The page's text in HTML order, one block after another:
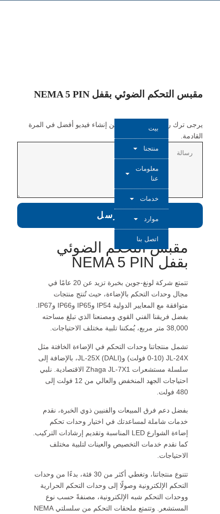
بيت
منتجنا
معلومات
عنا
خدمات
موارد
اتصل بنا
مقبس التحكم الضوئي بقفل NEMA 5 PIN
يرجى ترك رسالة حتى نتمكن من إنشاء فيديو أفضل في المرة
القادمة.
يرسل
مقبس التحكم الضوئي
بقفل NEMA 5 PIN
تتمتع شركة لونغ-جوين بخبرة تزيد عن 20 عامًا في
مجال وحدات التحكم بالإضاءة، حيث تُنتج منتجات
متوافقة مع المعايير الدولية IP54 وIP65 وIP66 وIP67.
بفضل فريقنا الفني القوي ومصنعنا الذي تبلغ مساحته
38,000 متر مربع، يُمكننا تلبية مختلف الاحتياجات.
تشمل منتجاتنا وحدات التحكم في الإضاءة الخافتة مثل
JL-24X (0-10 فولت) وJL-25X (DALI)، بالإضافة إلى
سلسلة مستشعرات Zhaga JL-7X1 الاقتصادية. نلبي
احتياجات الجهد المنخفض والعالي من 12 فولت إلى
480 فولت.
بفضل دعم فرق المبيعات والفنيين ذوي الخبرة، نقدم
خدمات شاملة لمساعدتك في اختيار وحدات تحكم
إضاءة الشوارع LED المناسبة وتقديم إرشادات التركيب.
كما نقدم خدمات التخصيص والعينات لتلبية مختلف
الاحتياجات.
تتنوع منتجاتنا، وتغطي أكثر من 30 فئة، بدءًا من وحدات
التحكم الإلكترونية وصولًا إلى وحدات التحكم الحرارية
ووحدات التحكم شبه الإلكترونية، مصنفةً حسب نوع
المستشعر. وتتمتع ملحقات التحكم من سلسلتي NEMA